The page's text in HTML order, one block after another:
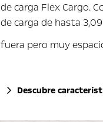
de carga Flex Cargo.
de carga de hasta
fuera pero muy
Descubre